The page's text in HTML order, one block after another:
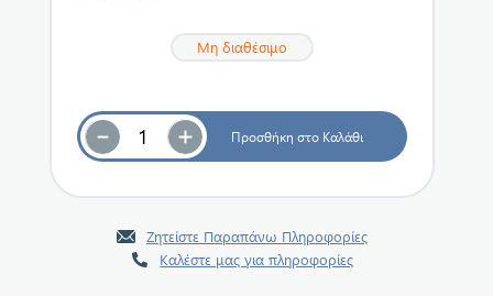
Μη διαθέσιμο
Ζητείστε Παραπάνω Πληροφορίες
Καλέστε μας για πληροφορίες